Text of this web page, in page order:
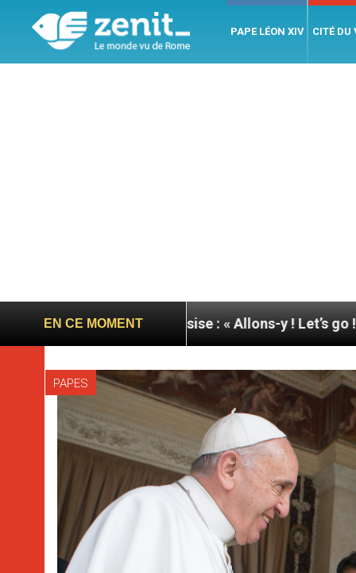
PAPE LÉON XIV CITÉ DU
EN CE MOMENT
pape à Assise : « Allons-y ! Let’s go ! »
PAPES